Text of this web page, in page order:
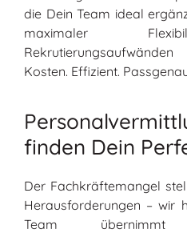
die Dein Team ideal
maximaler
Kosten. Effizient.
finden Dein
Der Fachkräftemangel
Herausforderungen – wir
Team